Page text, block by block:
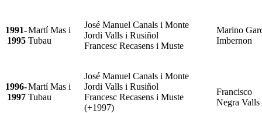
1991-
1995
Martí Mas i
Tubau
José Manuel Canals i Monte
Jordi Valls i Rusiñol
Francesc Recasens i Muste
Marino
Imbernon
1996-
1997
Martí Mas i
Tubau
José Manuel Canals i Monte
Jordi Valls i Rusiñol
Francesc Recasens i Muste
(+1997)
Francisco
Negra Valls